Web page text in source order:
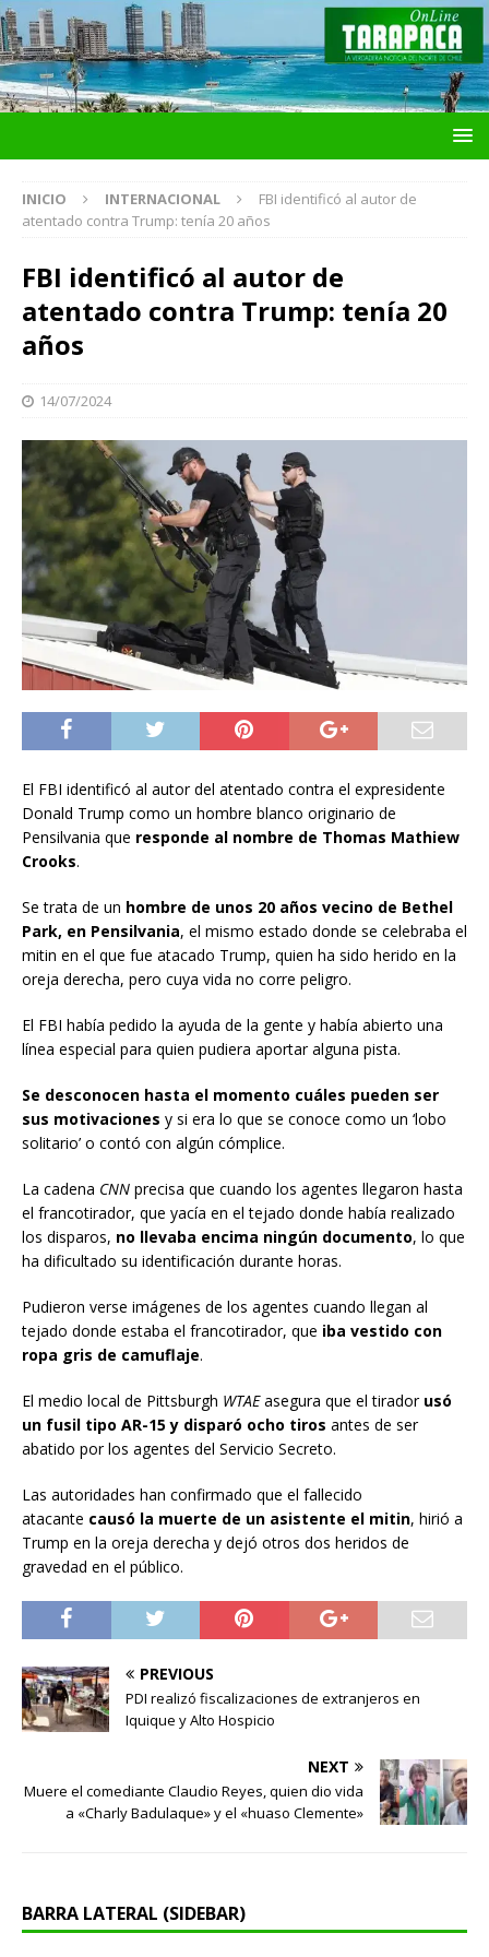
INICIO INTERNACIONAL
FBI identificó al autor de
atentado contra Trump: tenía 20 años
FBI identificó al autor de
atentado contra Trump: tenía 20
años
14/07/2024
El FBI identificó al autor del atentado contra el expresidente
Donald Trump como un hombre blanco originario de
Pensilvania que responde al nombre de Thomas Mathiew
Crooks.
Se trata de un hombre de unos 20 años vecino de Bethel
Park, en Pensilvania, el mismo estado donde se celebraba el
mitin en el que fue atacado Trump, quien ha sido herido en la
oreja derecha, pero cuya vida no corre peligro.
El FBI había pedido la ayuda de la gente y había abierto una
línea especial para quien pudiera aportar alguna pista.
Se desconocen hasta el momento cuáles pueden ser
sus motivaciones y si era lo que se conoce como un ‘lobo
solitario’ o contó con algún cómplice.
La cadena CNN precisa que cuando los agentes llegaron hasta
el francotirador, que yacía en el tejado donde había realizado
los disparos, no llevaba encima ningún documento, lo que
ha dificultado su identificación durante horas.
Pudieron verse imágenes de los agentes cuando llegan al
tejado donde estaba el francotirador, que iba vestido con
ropa gris de camuflaje.
El medio local de Pittsburgh WTAEasegura que el tirador usó
un fusil tipo AR-15 y disparó ocho tiros antes de ser
abatido por los agentes del Servicio Secreto.
Las autoridades han confirmado que el fallecido
atacante causó la muerte de un asistente el mitin, hirió a
Trump en la oreja derecha y dejó otros dos heridos de
gravedad en el público.
PREVIOUS
PDI realizó fiscalizaciones de extranjeros en
Iquique y Alto Hospicio
NEXT
Muere el comediante Claudio Reyes, quien dio vida
a «Charly Badulaque» y el «huaso Clemente»
BARRA LATERAL (SIDEBAR)